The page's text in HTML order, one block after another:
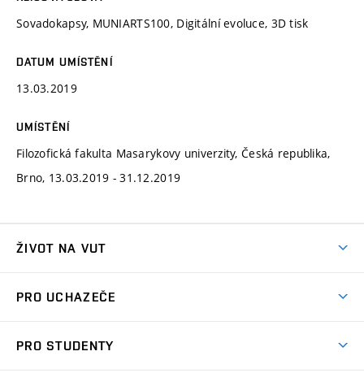
Sovadokapsy, MUNIARTS100, Digitální evoluce, 3D tisk
DATUM UMÍSTĚNÍ
13.03.2019
UMÍSTĚNÍ
Filozofická fakulta Masarykovy univerzity, Česká republika,
Brno, 13.03.2019 - 31.12.2019
ŽIVOT NA VUT
Koleje
PRO UCHAZEČE
PRO STUDENTY